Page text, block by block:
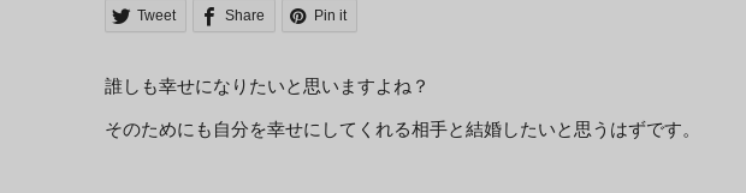
Tweet Share Pin it
誰しも幸せになりたいと思いますよね？
そのためにも自分を幸せにしてくれる相手と結婚したいと思うはずです。